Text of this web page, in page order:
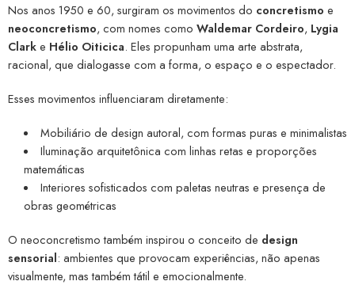
Nos anos 1950 e 60, surgiram os movimentos do concretismo e
neoconcretismo, com nomes como Waldemar Cordeiro, Lygia
Clarke Hélio Oiticica. Eles propunham uma arte abstrata,
racional, que dialogasse com a forma, o espaço e o espectador.
Esses movimentos influenciaram diretamente:
Mobiliário de design autoral, com formas puras e minimalistas
Iluminação arquitetônica com linhas retas e proporções
matemáticas
Interiores sofisticados com paletas neutras e presença de
obras geométricas
O neoconcretismo também inspirou o conceito de design
sensorial: ambientes que provocam experiências, não apenas
visualmente, mas também tátil e emocionalmente.